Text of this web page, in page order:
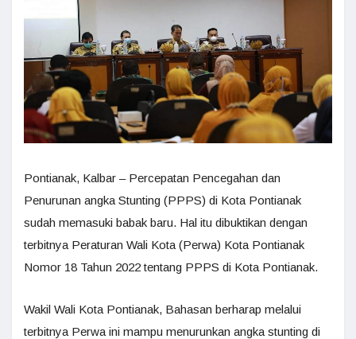
Pontianak, Kalbar – Percepatan Pencegahan dan
Penurunan angka Stunting (PPPS) di Kota Pontianak
sudah memasuki babak baru. Hal itu dibuktikan dengan
terbitnya Peraturan Wali Kota (Perwa) Kota Pontianak
Nomor 18 Tahun 2022 tentang PPPS di Kota Pontianak.
Wakil Wali Kota Pontianak, Bahasan berharap melalui
terbitnya Perwa ini mampu menurunkan angka stunting di